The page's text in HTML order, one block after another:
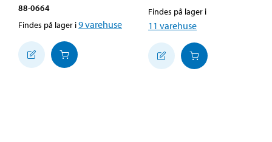
88-0664
Findes på lager i9varehuse
Findes på lager i
11 varehuse